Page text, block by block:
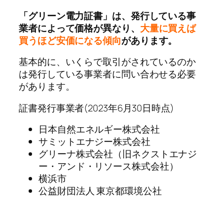
「グリーン電力証書」は、発行している事
業者によって価格が異なり、 大量に買えば
買うほど安価になる傾向があります。
基本的に、いくらで取引がされているのか
は発行している事業者に問い合わせる必要
があります。
証書発行事業者(2023年6月30日時点)
日本自然エネルギー株式会社
サミットエナジー株式会社
グリーナ株式会社（旧ネクストエナジ
ー・アンド・リソース株式会社）
横浜市
公益財団法人 東京都環境公社